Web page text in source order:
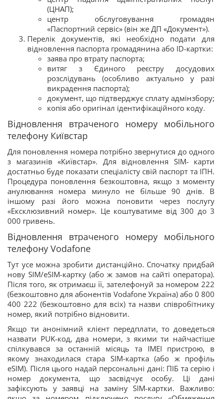
(ЦНАП);
центр обслуговування громадян
«Паспортний сервіс» (він же ДП «Документ»).
Перелік документів, які необхідно подати для
відновлення паспорта громадянина або ID-картки:
заява про втрату паспорта;
витяг з Єдиного реєстру досудових
розслідувань (особливо актуально у разі
викрадення паспорта);
документ, що підтверджує сплату адмінзбору;
копія або оригінал ідентифікаційного коду.
Відновлення втраченого номеру мобільного
телефону Київстар
Для поновлення номера потрібно звернутися до одного
з магазинів «Київстар». Для відновлення SIM- карти
достатньо буде показати спеціалісту свій паспорт та ІПН.
Процедура поновлення безкоштовна, якщо з моменту
анулювання номера минуло не більше 90 днів. В
іншому разі його можна поновити через послугу
«Ексклюзивний номер». Це коштуватиме від 300 до 3
000 гривень.
Відновлення втраченого номеру мобільного
телефону Vodafone
Тут усе можна зробити дистанційно. Спочатку придбай
нову SIM/eSIM-картку (або ж замов на сайті оператора).
Після того, як отримаєш її, зателефонуй за номером 222
(безкоштовно для абонентів Vodafone Україна) або 0 800
400 222 (безкоштовно для всіх) та назви співробітнику
номер, який потрібно відновити.
Якщо ти анонімний клієнт передплати, то доведеться
назвати PUK-код, два номери, з якими ти найчастіше
спілкувався за останній місяць та IMEI пристрою, в
якому знаходилася стара SIM-картка (або ж профіль
eSIM). Після цього надай персональні дані: ПІБ та серію і
номер документа, що засвідчує особу. Ці дані
зафіксують у заявці на заміну SIM-картки. Важливо: